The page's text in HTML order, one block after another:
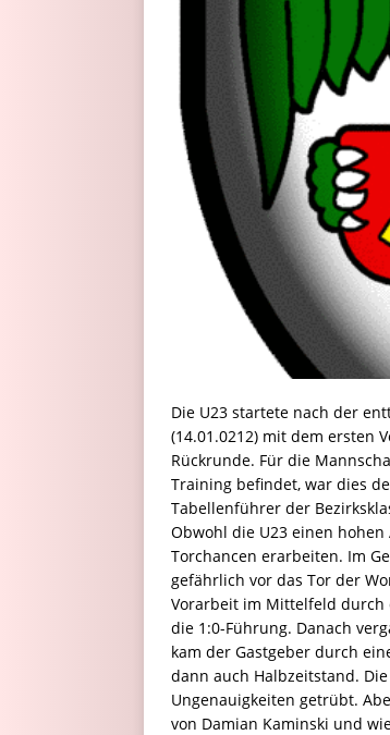
Die U23 startete nach der
(14.01.0212) mit dem ersten
Rückrunde. Für die
Training befindet, war dies
Tabellenführer der
Obwohl die U23 einen
Torchancen erarbeiten. Im
gefährlich vor das Tor der
Vorarbeit im Mittelfeld durch
die 1:0-Führung. Danach
kam der Gastgeber durch
dann auch Halbzeitstand.
Ungenauigkeiten getrübt.
von Damian Kaminski und